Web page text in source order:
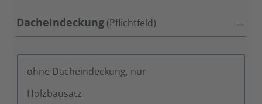
Dacheindeckung (Pflichtfeld)
ohne Dacheindeckung, nur
Holzbausatz